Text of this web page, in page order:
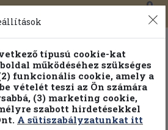
0
1.000.000 kiadványunk közül
kedvezménnyel!
típusú cookie-kat
működéséhez szükséges
funkcionális cookie, amely a
vételét teszi az Ön számára
(3) marketing cookie,
szabott hirdetésekkel
A sütiszabályzatunkat itt